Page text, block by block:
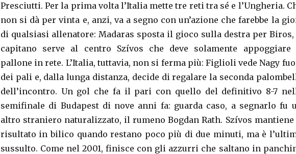
Presciutti. Per la prima volta l’Italia mette tre reti tra sé e l’Ungheria.
non si dà per vinta e, anzi, va a segno con un’azione che farebbe la
di qualsiasi allenatore: Madaras sposta il gioco sulla destra per
capitano serve al centro Szívos che deve solamente
pallone in rete. L’Italia, tuttavia, non si ferma più: Figlioli vede Nagy
dei pali e, dalla lunga distanza, decide di regalare la seconda
dell’incontro. Un gol che fa il pari con quello del definitivo 8-7
semifinale di Budapest di nove anni fa: guarda caso, a segnarlo fu
altro straniero naturalizzato, il rumeno Bogdan Rath. Szívos
risultato in bilico quando restano poco più di due minuti, ma è
sussulto. Come nel 2001, finisce con gli azzurri che saltano in